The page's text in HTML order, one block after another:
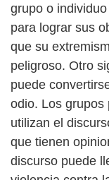
grupo o
para lograr sus
que su
peligroso. Otro
puede
odio. Los grupos
utilizan el
que tienen
discurso puede